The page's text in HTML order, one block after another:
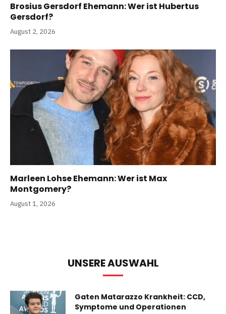
Brosius Gersdorf Ehemann: Wer ist Hubertus
Gersdorf?
August 2, 2026
Marleen Lohse Ehemann: Wer ist Max
Montgomery?
August 1, 2026
UNSERE AUSWAHL
Gaten Matarazzo Krankheit: CCD,
Symptome und Operationen